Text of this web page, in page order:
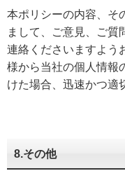
本ポリシーの内容、そ
まして、ご意見、ご質
連絡くださいますよう
様から当社の個人情報
けた場合、迅速かつ適
8.その他